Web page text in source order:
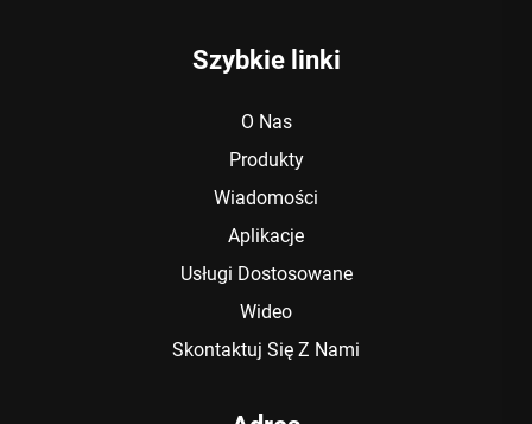
Szybkie linki
O Nas
Produkty
Wiadomości
Aplikacje
Usługi Dostosowane
Wideo
Skontaktuj Się Z Nami